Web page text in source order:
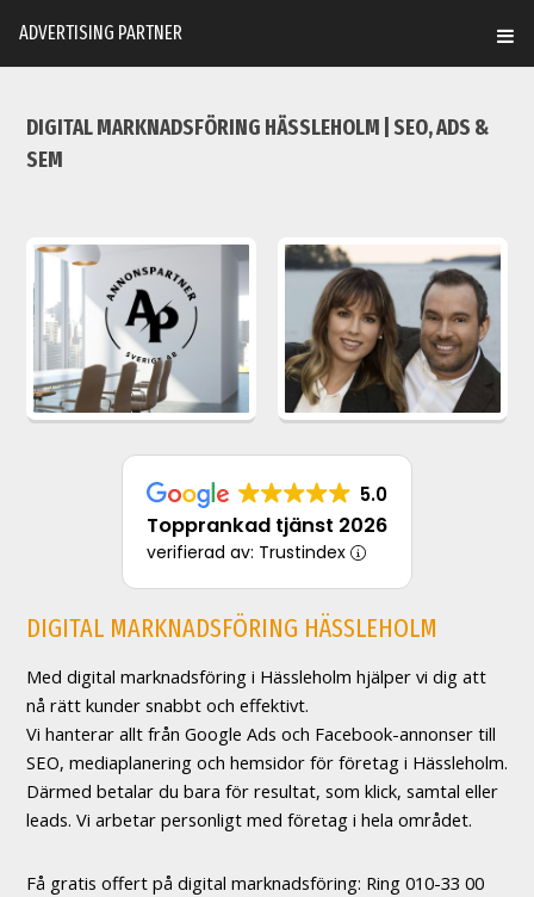
ADVERTISING PARTNER
DIGITAL MARKNADSFÖRING HÄSSLEHOLM | SEO, ADS &
SEM
5.0
Topprankad tjänst 2026
verifierad av: Trustindex
DIGITAL MARKNADSFÖRING HÄSSLEHOLM
Med digital marknadsföring i Hässleholm hjälper vi dig att
nå rätt kunder snabbt och effektivt.
Vi hanterar allt från Google Ads och Facebook-annonser till
SEO, mediaplanering och hemsidor för företag i Hässleholm.
Därmed betalar du bara för resultat, som klick, samtal eller
leads. Vi arbetar personligt med företag i hela området.
Få gratis offert på digital marknadsföring: Ring 010-33 00